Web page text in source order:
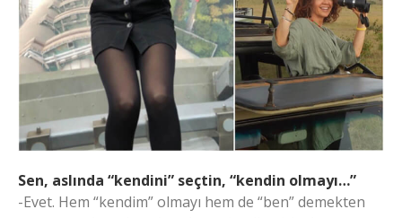
Sen, aslında “kendini” seçtin, “kendin olmayı…”
-Evet. Hem “kendim” olmayı hem de “ben” demekten